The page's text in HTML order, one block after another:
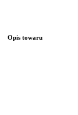
Opis towaru